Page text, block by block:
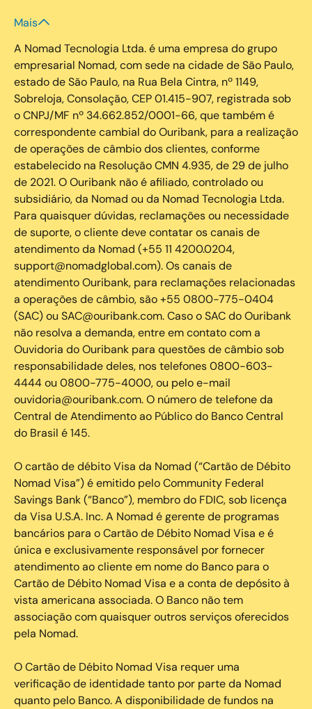
Mais
A Nomad Tecnologia Ltda. é uma empresa do grupo
empresarial Nomad, com sede na cidade de São Paulo,
estado de São Paulo, na Rua Bela Cintra, nº 1149,
Sobreloja, Consolação, CEP 01.415-907, registrada sob
o CNPJ/MF nº 34.662.852/0001-66, que também é
correspondente cambial do Ouribank, para a realização
de operações de câmbio dos clientes, conforme
estabelecido na Resolução CMN 4.935, de 29 de julho
de 2021. O Ouribank não é afiliado, controlado ou
subsidiário, da Nomad ou da Nomad Tecnologia Ltda.
Para quaisquer dúvidas, reclamações ou necessidade
de suporte, o cliente deve contatar os canais de
atendimento da Nomad (+55 11 4200.0204,
support@nomadglobal.com). Os canais de
atendimento Ouribank, para reclamações relacionadas
a operações de câmbio, são +55 0800-775-0404
(SAC) ou SAC@ouribank.com. Caso o SAC do Ouribank
não resolva a demanda, entre em contato com a
Ouvidoria do Ouribank para questões de câmbio sob
responsabilidade deles, nos telefones 0800-603-
4444 ou 0800-775-4000, ou pelo e-mail
ouvidoria@ouribank.com. O número de telefone da
Central de Atendimento ao Público do Banco Central
do Brasil é 145.
O cartão de débito Visa da Nomad (“Cartão de Débito
Nomad Visa”) é emitido pelo Community Federal
Savings Bank (“Banco”), membro do FDIC, sob licença
da Visa U.S.A. Inc. A Nomad é gerente de programas
bancários para o Cartão de Débito Nomad Visa e é
única e exclusivamente responsável por fornecer
atendimento ao cliente em nome do Banco para o
Cartão de Débito Nomad Visa e a conta de depósito à
vista americana associada. O Banco não tem
associação com quaisquer outros serviços oferecidos
pela Nomad.
O Cartão de Débito Nomad Visa requer uma
verificação de identidade tanto por parte da Nomad
quanto pelo Banco. A disponibilidade de fundos na